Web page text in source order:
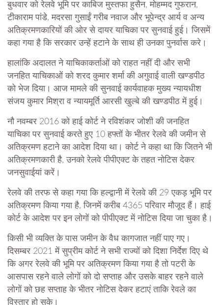
बुधवार को रेलवे भूमि पर काबिज मुस्तफा हुसैन, मोहम्मद गुफरान,
टीकाराम पांडे, मदरसा गुसाईं गरीब नवाज और भूपेन्द्र आर्य व अन्य
अतिक्रमणकारियों की ओर से दायर याचिका पर सुनवाई हुई। जिसमें
कहा गया है कि सरकार उन्हें हटाने के साथ ही उनका पुनर्वास करे।
हालांकि अदालत ने याचिकाकर्ताओं को राहत नहीं दी और सभी
जनहित याचिकाओं को शरद कुमार शर्मा की अगुवाई वाली खण्डपीठ
को भेज दिया। आज मामले की सुनवाई कार्यवाहक मुख्य न्यायधीश
संजय कुमार मिश्रा व न्यायमूर्ति आरसी खुल्बे की खण्डपीठ में हुई।
नौ नवम्बर 2016 को हाई कोर्ट ने रविशंकर जोशी की जनहित
याचिका पर सुनवाई करते हुए 10 हफ्तों के भीतर रेलवे की जमीन से
अतिक्रमण हटाने का आदेश दिया था। कोर्ट ने कहा था कि जितने भी
अतिक्रमणकारी है, उनको रेलवे पीपीएक्ट के तहत नोटिस देकर
जनसुवाईयां करें।
रेलवे की तरफ से कहा गया कि हल्द्वानी में रेलवे की 29 एकड़ भूमि पर
अतिक्रमण किया गया है, जिनमें करीब 4365 परिवार मौजूद हैं। हाई
कोर्ट के आदेश पर इन लोगों को पीपीएक्ट में नोटिस दिया जा चुका है।
किसी भी व्यक्ति के पास जमीन के वैध कागजात नहीं पाए गए।
दिसम्बर 2021 में सुप्रीम कोर्ट ने सभी राज्यों को दिशा निर्देश दिए थे
कि अगर रेलवे की भूमि पर अतिक्रमण किया गया है तो पटरी के
आसपास रहने वाले लोगों को दो सप्ताह और उसके बाहर रहने वाले
लोगों को छह सप्ताह के भीतर नोटिस देकर हटाएं ताकि रेवले का
विस्तार हो सके।